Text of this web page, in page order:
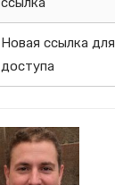
Новая ссылка для
доступа